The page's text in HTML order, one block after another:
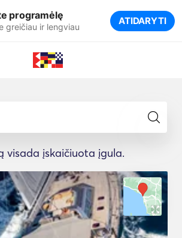
programėlę
greičiau ir lengviau ATIDARYTI
visada įskaičiuota įgula.